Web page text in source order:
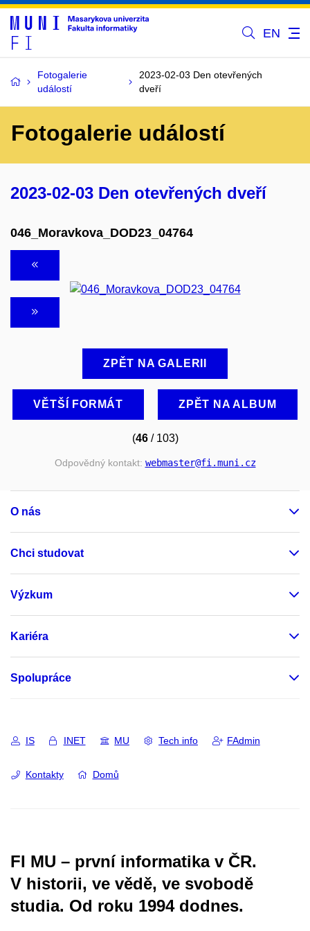
EN
Fotogalerie
událostí
2023-02-03 Den otevřených
dveří
Fotogalerie událostí
2023-02-03 Den otevřených dveří
046_Moravkova_DOD23_04764
ZPĚT NA GALERII
VĚTŠÍ FORMÁT ZPĚT NA ALBUM
(46/ 103)
Odpovědný kontakt: webmaster@fi.muni.cz
O nás
Chci studovat
Výzkum
Kariéra
Spolupráce
IS INET MU Tech info FAdmin
Kontakty Domů
FI MU – první informatika v ČR.
V historii, ve vědě, ve svobodě
studia. Od roku 1994 dodnes.